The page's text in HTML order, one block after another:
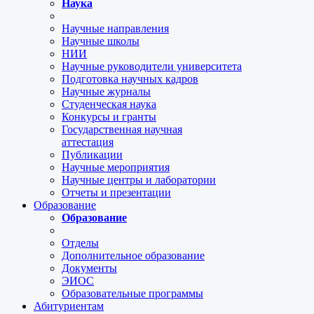
Наука
Научные направления
Научные школы
НИИ
Научные руководители университета
Подготовка научных кадров
Научные журналы
Студенческая наука
Конкурсы и гранты
Государственная научная
аттестация
Публикации
Научные мероприятия
Научные центры и лаборатории
Отчеты и презентации
Образование
Образование
Отделы
Дополнительное образование
Документы
ЭИОС
Образовательные программы
Абитуриентам